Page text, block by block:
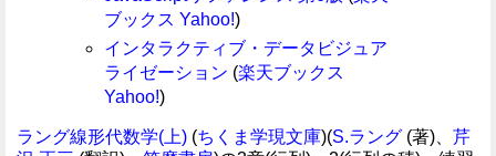
ブックス Yahoo!)
インタラクティブ・データビジュア
ライゼーション (楽天ブックス
Yahoo!)
ラング線形代数学(上) (ちくま学現文庫)(S.ラング (著)、 芹